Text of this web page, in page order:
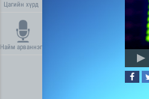
Цагийн хүрд
Найм арваннэг